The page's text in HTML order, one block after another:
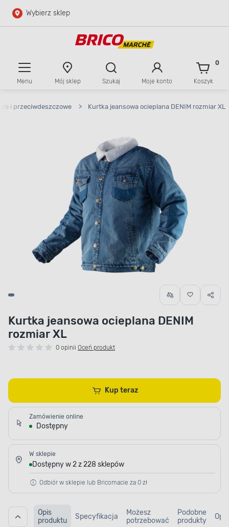
Przejdź do głównej zawartości
Wybierz sklep
Menu Mój sklep Szukaj Moje konto Koszyk
0
i przeciwdeszczowe > Kurtka jeansowa ocieplana DENIM rozmiar XL
Kurtka jeansowa ocieplana DENIM
rozmiar XL
0 opinii Oceń produkt
Kup teraz
Zamówienie online
Dostępny
W sklepie
Dostępny w 2 z 228 sklepów
Odbiór w sklepie lub Bricomacie za 0 zł
Opis
produktu
Specyfikacja
Możesz
potrzebować
Podobne
produkty